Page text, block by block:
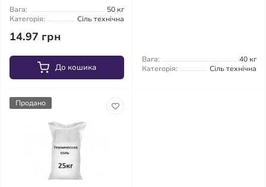
Вага:
50 кг
Категорія:
Сіль технічна
14.97 грн
До кошика
Вага:
40 кг
Категорія:
Сіль технічна
Продано